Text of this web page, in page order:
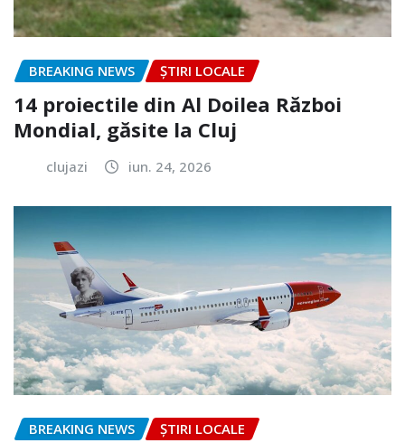
BREAKING NEWS ȘTIRI LOCALE
14 proiectile din Al Doilea Război
Mondial, găsite la Cluj
clujazi iun. 24, 2026
BREAKING NEWS ȘTIRI LOCALE